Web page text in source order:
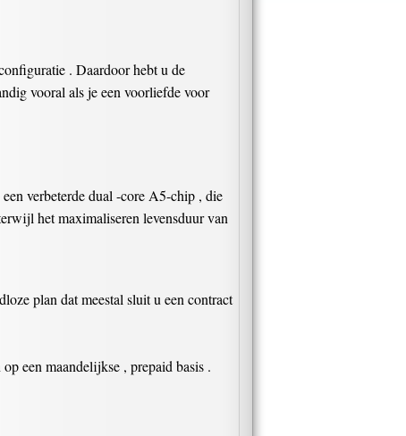
. Daardoor hebt u de
vooral als je een voorliefde voor
verbeterde dual -core A5-chip , die
het maximaliseren levensduur van
plan dat meestal sluit u een contract
een maandelijkse , prepaid basis .